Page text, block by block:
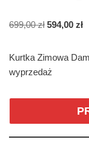
699,00zł 594,00 zł
Kurtka Zimowa
wyprzedaż